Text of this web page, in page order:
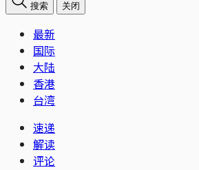
搜索 关闭
最新
国际
大陆
香港
台湾
速递
解读
评论